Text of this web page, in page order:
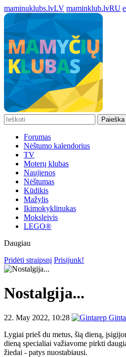
maminuklubs.lvLV maminklub.lvRU
Paieška
Forumas
Nėštumo kalendorius
TV
Moterų klubas
Naujienos
Nėštumas
Kūdikis
Mažylis
Ikimokyklinukas
Moksleivis
LEGO®
Daugiau
Pridėti straipsnį Prisijunk!
Nostalgija...
22. May 2022, 10:28
Lygiai prieš du metus, šią dieną,
dieną specialiai važiavome pirkti
žiedai - patys nuostabiausi.